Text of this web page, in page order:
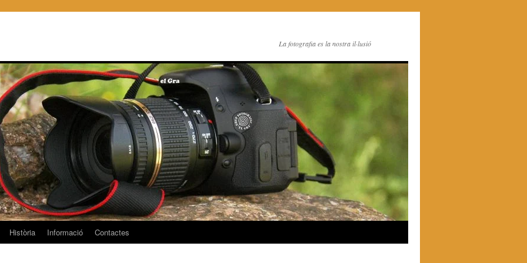
La fotografia es la nostra il·lusió
Història Informació Contactes